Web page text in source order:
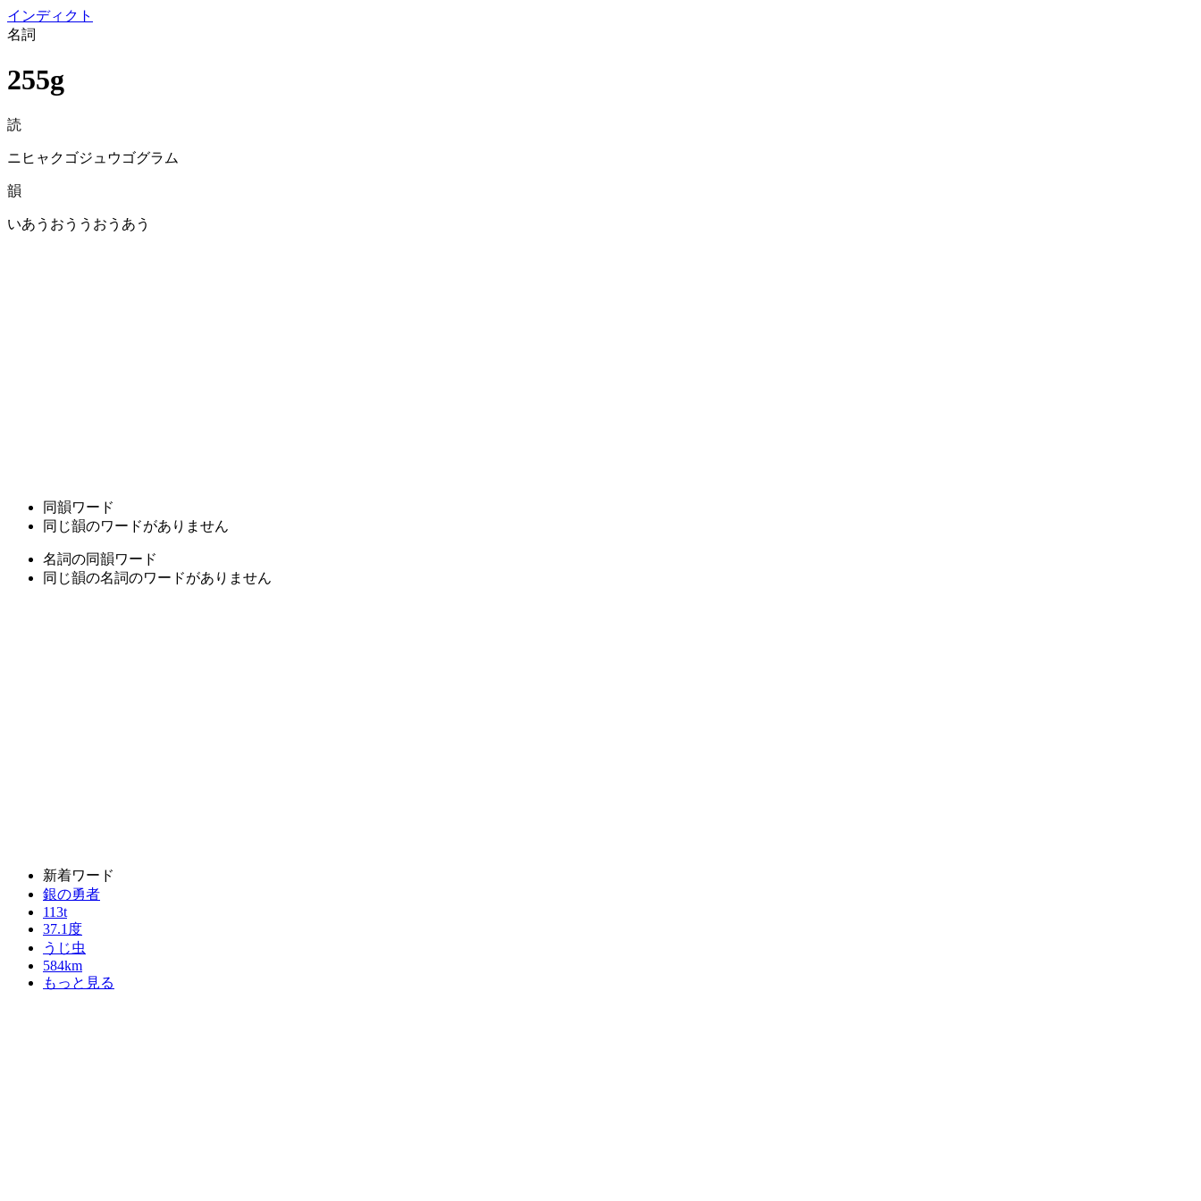
インディクト
名詞
255g
読
ニヒャクゴジュウゴグラム
韻
いあうおううおうあう
同韻ワード
同じ韻のワードがありません
名詞の同韻ワード
同じ韻の名詞のワードがありません
新着ワード
銀の勇者
113t
37.1度
うじ虫
584km
もっと見る